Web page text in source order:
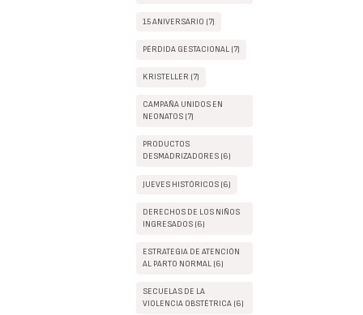
15 ANIVERSARIO (7)
PÉRDIDA GESTACIONAL (7)
KRISTELLER (7)
CAMPAÑA UNIDOS EN
NEONATOS (7)
PRODUCTOS
DESMADRIZADORES (6)
JUEVES HISTÓRICOS (6)
DERECHOS DE LOS NIÑOS
INGRESADOS (6)
ESTRATEGIA DE ATENCIÓN
AL PARTO NORMAL (6)
SECUELAS DE LA
VIOLENCIA OBSTÉTRICA (6)